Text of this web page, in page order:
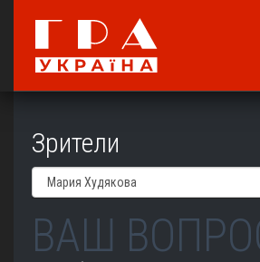
Зрители
ВАШ